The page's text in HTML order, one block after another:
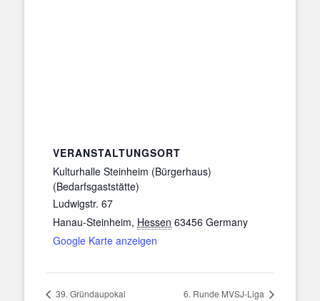
VERANSTALTUNGSORT
Kulturhalle Steinheim (Bürgerhaus)
(Bedarfsgaststätte)
Ludwigstr. 67
Hanau-Steinheim, Hessen 63456 Germany
Google Karte anzeigen
39. Gründaupokal 6. Runde MVSJ-Liga